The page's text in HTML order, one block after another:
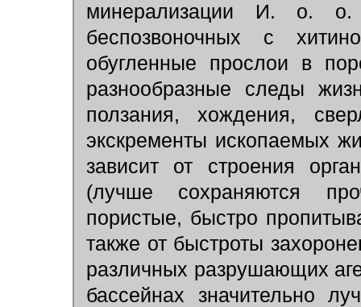
минерализации И. о. о.
беспозвоночных с
обугленные прослои в
разнообразные следы
ползания, хождения,
экскременты ископаемых
зависит от строения
(лучше сохраняются
пористые, быстро
также от быстроты
различных разрушающих
бассейнах значительно